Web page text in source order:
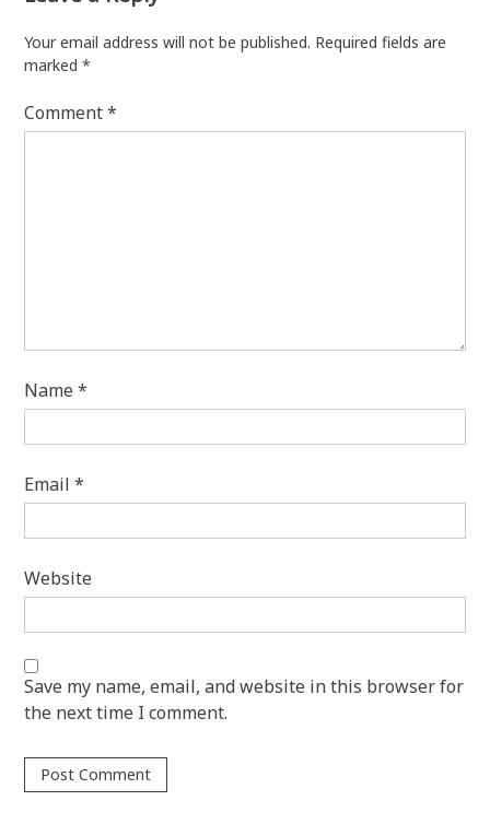
Your email address will not be published. Required fields are
marked*
Comment*
Name*
Email*
Website
Save my name, email, and website in this browser for
the next time I comment.